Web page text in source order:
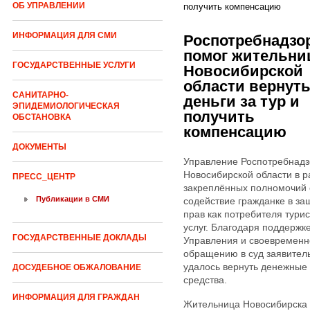
ОБ УПРАВЛЕНИИ
ИНФОРМАЦИЯ ДЛЯ СМИ
ГОСУДАРСТВЕННЫЕ УСЛУГИ
САНИТАРНО-
ЭПИДЕМИОЛОГИЧЕСКАЯ
ОБСТАНОВКА
ДОКУМЕНТЫ
ПРЕСС_ЦЕНТР
Публикации в СМИ
ГОСУДАРСТВЕННЫЕ ДОКЛАДЫ
ДОСУДЕБНОЕ ОБЖАЛОВАНИЕ
ИНФОРМАЦИЯ ДЛЯ ГРАЖДАН
получить компенсацию
помог
Новосибирской
области вернуть
деньги за тур и
получить
компенсацию
Управление
Новосибирской области в
закреплённых полномочий
содействие гражданке в
прав как потребителя
услуг. Благодаря
Управления и
обращению в суд
удалось вернуть денежные
средства.
Жительница Новосибирска